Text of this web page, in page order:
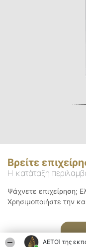
ΑΕΤΟΊ της
Βρείτε
Η κατάταξη
Ψάχνετε επιχείρηση;
Χρησιμοποιήστε την